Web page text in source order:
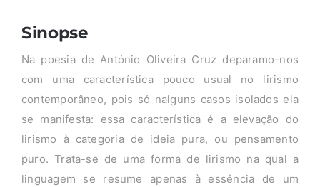
Sinopse
Na poesia de António Oliveira Cruz deparamo-nos
com uma característica pouco usual no lirismo
contemporâneo, pois só nalguns casos isolados ela
se manifesta: essa característica é a elevação do
lirismo à categoria de ideia pura, ou pensamento
puro. Trata-se de uma forma de lirismo na qual a
linguagem se resume apenas à essência de um